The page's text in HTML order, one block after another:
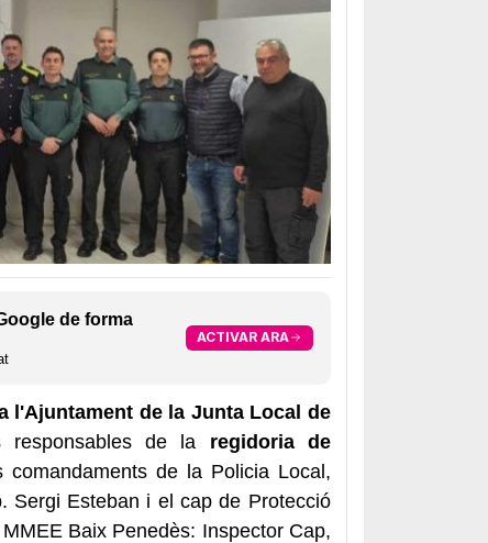
de forma
ACTIVAR ARA
l'Ajuntament de la Junta Local de
responsables de la regidoria de
comandaments de la Policia Local,
Sergi Esteban i el cap de Protecció
MMEE Baix Penedès: Inspector Cap,